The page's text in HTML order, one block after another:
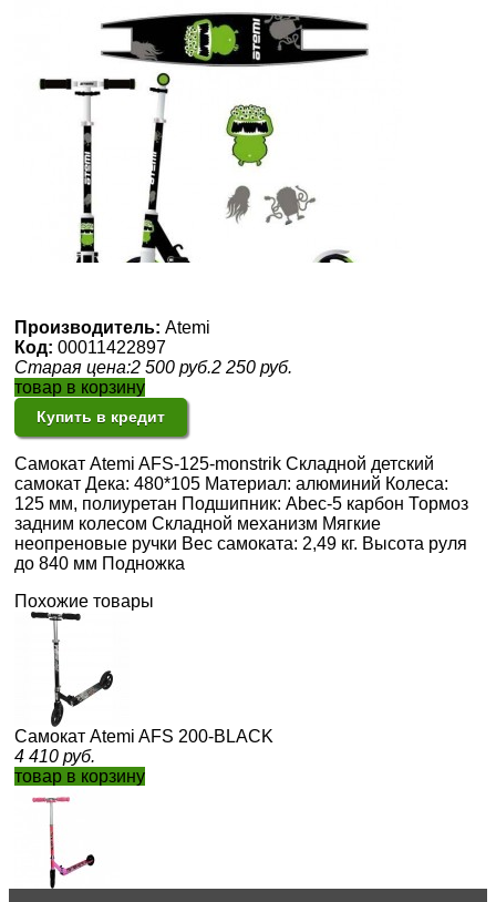
Производитель: Atemi
Код: 00011422897
Старая цена:2 500 руб.2 250 руб.
товар в корзину
Купить в кредит
Самокат Atemi AFS-125-monstrik Складной детский
самокат Дека: 480*105 Материал: алюминий Колеса:
125 мм, полиуретан Подшипник: Abec-5 карбон Тормоз
задним колесом Складной механизм Мягкие
неопреновые ручки Вес самоката: 2,49 кг. Высота руля
до 840 мм Подножка
Похожие товары
Самокат Atemi AFS 200-BLACK
4 410 руб.
товар в корзину